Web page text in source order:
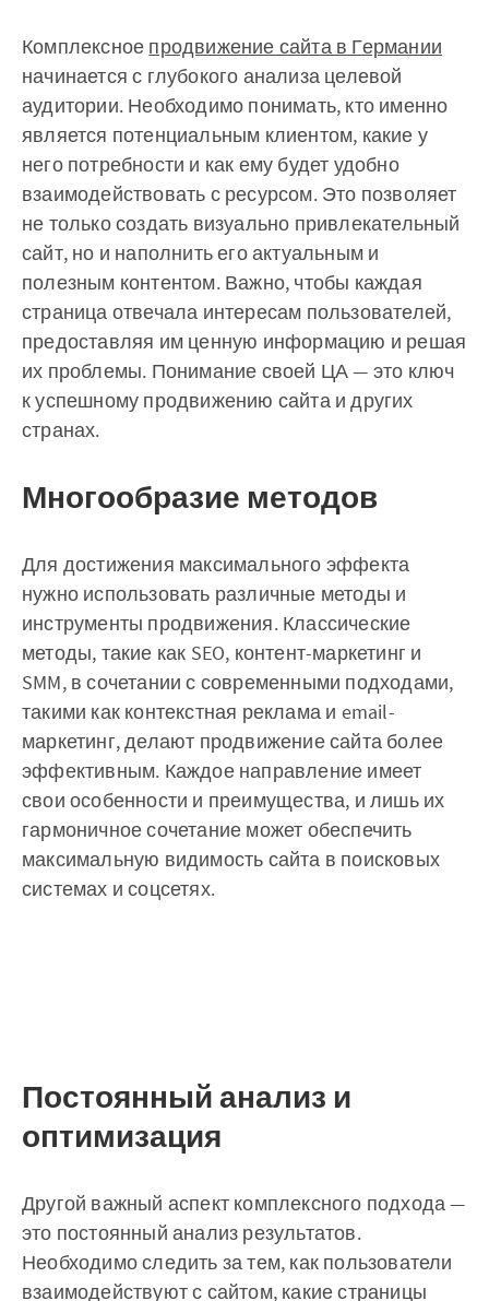
Комплексное продвижение сайта в Германии
начинается с глубокого анализа целевой
аудитории. Необходимо понимать, кто именно
является потенциальным клиентом, какие у
него потребности и как ему будет удобно
взаимодействовать с ресурсом. Это позволяет
не только создать визуально привлекательный
сайт, но и наполнить его актуальным и
полезным контентом. Важно, чтобы каждая
страница отвечала интересам пользователей,
предоставляя им ценную информацию и решая
их проблемы. Понимание своей ЦА — это ключ
к успешному продвижению сайта и других
странах.
Многообразие методов
Для достижения максимального эффекта
нужно использовать различные методы и
инструменты продвижения. Классические
методы, такие как SEO, контент-маркетинг и
SMM, в сочетании с современными подходами,
такими как контекстная реклама и email-
маркетинг, делают продвижение сайта более
эффективным. Каждое направление имеет
свои особенности и преимущества, и лишь их
гармоничное сочетание может обеспечить
максимальную видимость сайта в поисковых
системах и соцсетях.
Постоянный анализ и
оптимизация
Другой важный аспект комплексного подхода —
это постоянный анализ результатов.
Необходимо следить за тем, как пользователи
взаимодействуют с сайтом, какие страницы